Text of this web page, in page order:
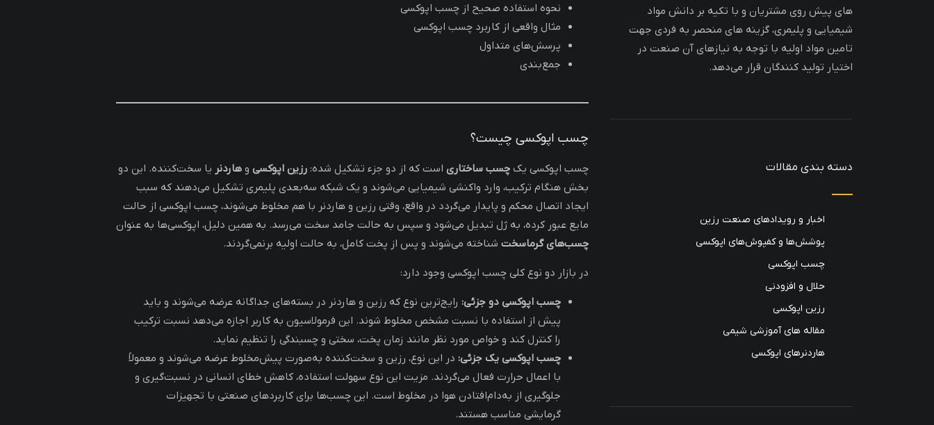
نحوه استفاده صحیح از چسب اپوکسی
مثال واقعی از کاربرد چسب اپوکسی
پرسش‌های متداول
جمع‌بندی
چسب اپوکسی چیست؟
چسب اپوکسی یک چسب ساختاری است که از دو جزء تشکیل شده: رزین اپوکسی و هاردنر یا سخت‌کننده. این دو
بخش هنگام ترکیب، وارد واکنشی شیمیایی می‌شوند و یک شبکه سه‌بعدی پلیمری تشکیل می‌دهند که سبب
ایجاد اتصال محکم و پایدار می‌گردد در واقع، وقتی رزین و هاردنر با هم مخلوط می‌شوند، چسب اپوکسی از حالت
مایع عبور کرده، به ژل تبدیل می‌شود و سپس به حالت جامد سخت می‌رسد. به همین دلیل، اپوکسی‌ها به عنوان
چسب‌های گرماسخت شناخته می‌شوند و پس از پخت کامل، به حالت اولیه برنمی‌گردند.
در بازار دو نوع کلی چسب اپوکسی وجود دارد:
چسب اپوکسی دو جزئی: رایج‌ترین نوع که رزین و هاردنر در بسته‌های جداگانه عرضه می‌شوند و باید
پیش از استفاده با نسبت مشخص مخلوط شوند. این فرمولاسیون به کاربر اجازه می‌دهد نسبت ترکیب
را کنترل کند و خواص مورد نظر مانند زمان پخت، سختی و چسبندگی را تنظیم نماید.
چسب اپوکسی یک جزئی: در این نوع، رزین و سخت‌کننده به‌صورت پیش‌مخلوط عرضه می‌شوند و معمولاً
با اعمال حرارت فعال می‌گردند. مزیت این نوع سهولت استفاده، کاهش خطای انسانی در نسبت‌گیری و
جلوگیری از به‌دام‌افتادن هوا در مخلوط است. این چسب‌ها برای کاربردهای صنعتی با تجهیزات
گرمایشی مناسب هستند.
های پیش روی مشتریان و با تکیه بر دانش مواد
شیمیایی و پلیمری، گزینه های منحصر به فردی جهت
تامین مواد اولیه با توجه به نیازهای آن صنعت در
اختیار تولید کنندگان قرار می‌دهد.
دسته بندی مقالات
اخبار و رویدادهای صنعت رزین
پوشش‌ها و کفپوش‌های اپوکسی
چسب اپوکسی
حلال و افزودنی
رزین اپوکسی
مقاله های آموزشی شیمی
هاردنرهای اپوکسی